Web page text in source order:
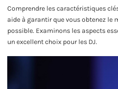
Comprendre les caractéristiques
aide à garantir que vous obtenez
possible. Examinons les aspects
un excellent choix pour les DJ.